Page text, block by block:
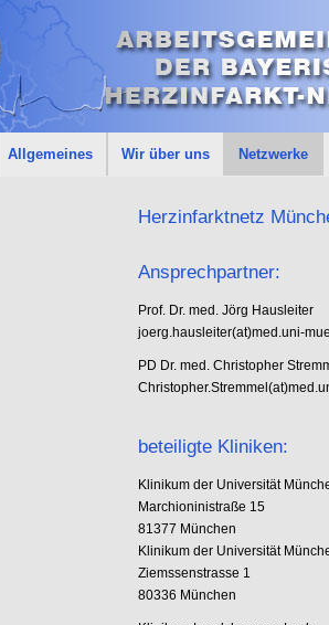
Allgemeines Wir über uns Netzwerke
Herzinfarktnetz
Ansprechpartner:
Prof. Dr. med. Jörg Hausleiter
joerg.hausleiter(at)med.uni-
PD Dr. med. Christopher
beteiligte Kliniken:
Klinikum der Universität
Marchioninistraße 15
81377 München
Klinikum der Universität
Ziemssenstrasse 1
80336 München